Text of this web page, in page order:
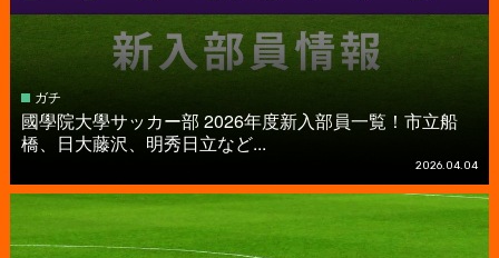
ガチ
國學院大學サッカー部 2026年度新入部員一覧！市立船
橋、日大藤沢、明秀日立など...
2026.04.04